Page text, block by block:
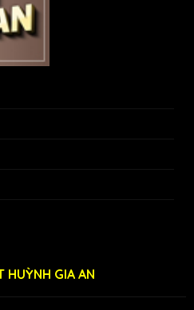
HUỲNH GIA AN